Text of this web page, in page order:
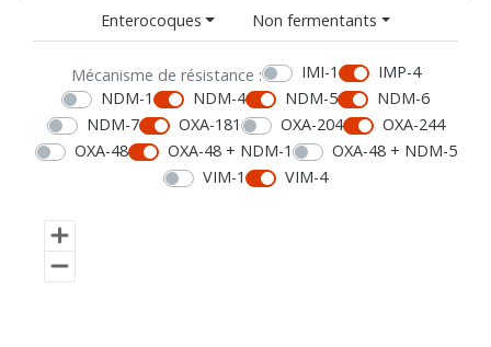
Enterocoques
Non fermentants
Mécanisme de résistance : IMI-1
IMP-4
NDM-1
NDM-4 NDM-5
NDM-6
NDM-7
OXA-181 OXA-204
OXA-244
OXA-48
OXA-48 + NDM-1
OXA-48 + NDM-5
VIM-1
VIM-4